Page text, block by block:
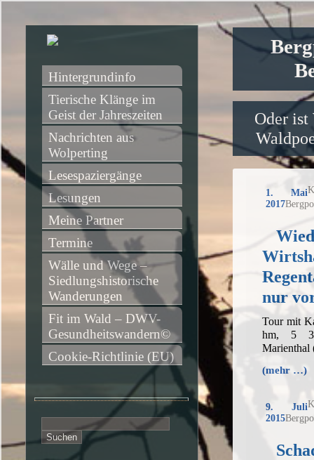
Oder ist
1. Mai
2017
nur
Tour mit
hm, 5 3/
Marienthal
(mehr …)
9. Juli
2015
Hintergrundinfo
Tierische Klänge im
Geist der Jahreszeiten
Nachrichten aus
Wolperting
Lesespaziergänge
Lesungen
Meine Partner
Termine
Wälle und Wege –
Siedlungshistorische
Wanderungen
Fit im Wald – DWV-
Gesundheitswandern©
Cookie-Richtlinie (EU)
nach: